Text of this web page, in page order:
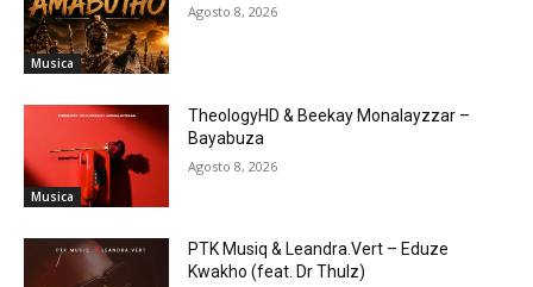
Musica
Agosto 8, 2026
Musica
TheologyHD & Beekay Monalayzzar –
Bayabuza
Agosto 8, 2026
PTK Musiq & Leandra.Vert – Eduze
Kwakho (feat. Dr Thulz)